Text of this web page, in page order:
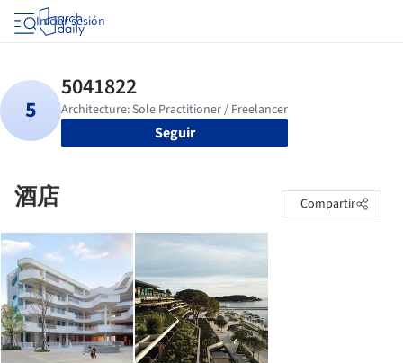
Iniciar sesión
Seguir
酒店 Compartir